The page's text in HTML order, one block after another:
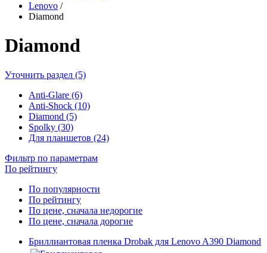
Lenovo /
Diamond
Diamond
Уточнить раздел (5)
Anti-Glare (6)
Anti-Shock (10)
Diamond (5)
Spolky (30)
Для планшетов (24)
Фильтр по параметрам
По рейтингу
По популярности
По рейтингу
По цене, сначала недорогие
По цене, сначала дорогие
Бриллиантовая пленка Drobak для Lenovo A390 Diamond